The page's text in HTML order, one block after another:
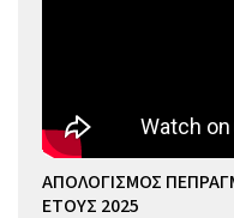
ΑΠΟΛΟΓΙΣΜΟΣ
ΕΤΟΥΣ 2025